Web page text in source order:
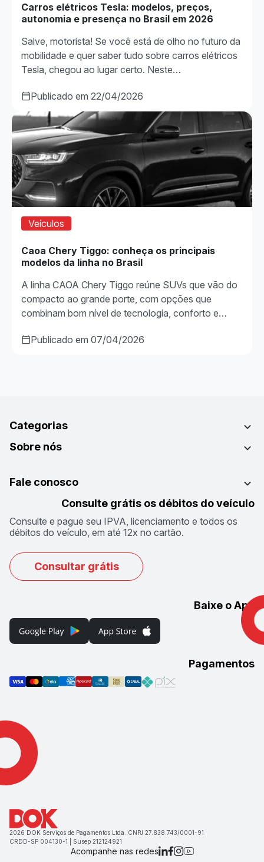
Carros elétricos Tesla: modelos, preços,
autonomia e presença no Brasil em 2026
Salve, motorista! Se você está de olho no futuro da
mobilidade e quer saber tudo sobre carros elétricos
Tesla, chegou ao lugar certo. Neste…
Publicado em 22/04/2026
Veículos
Caoa Chery Tiggo: conheça os principais
modelos da linha no Brasil
A linha CAOA Chery Tiggo reúne SUVs que vão do
compacto ao grande porte, com opções que
combinam bom nível de tecnologia, conforto e…
Publicado em 07/04/2026
Categorias
Sobre nós
Fale conosco
Consulte grátis os débitos do veículo
Consulte e pague seu IPVA, licenciamento e todos os
débitos do veículo, em até 12x no cartão.
Consultar grátis
Baixe o App
Pagamentos
2026 DOK Serviços de Pagamentos Ltda. CNPJ 27.838.743/0001-91
CRDD-SP 004130-1 | Susep 212124921
Acompanhe nas redes